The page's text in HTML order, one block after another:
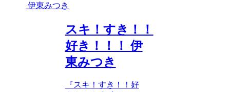
伊東みつき
スキ！すき！！
好き！！！ 伊
東みつき
『スキ！すき！！好